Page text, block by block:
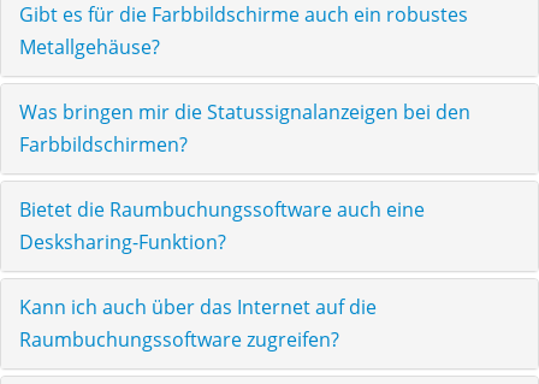
Gibt es für die Farbbildschirme auch ein robustes
Metallgehäuse?
Was bringen mir die Statussignalanzeigen bei den
Farbbildschirmen?
Bietet die Raumbuchungssoftware auch eine
Desksharing-Funktion?
Kann ich auch über das Internet auf die
Raumbuchungssoftware zugreifen?